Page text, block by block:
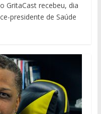
GritaCast recebeu, dia
presidente de Saúde